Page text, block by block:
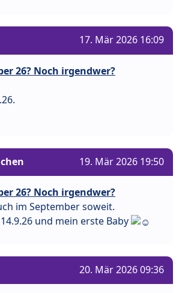
17. Mär 2026 16:09
26? Noch irgendwer?
19. Mär 2026 19:50
26? Noch irgendwer?
im September soweit.
und mein erste Baby
20. Mär 2026 09:36